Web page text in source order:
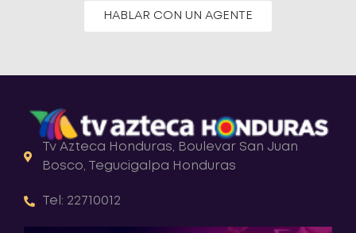
HABLAR CON UN AGENTE
Tv Azteca Honduras, Boulevar San Juan
Bosco, Tegucigalpa Honduras
Tel: 22710012